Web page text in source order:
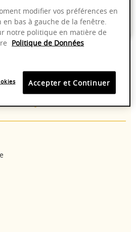
8 - 14°C
modifier vos préférences en
bas à gauche de la fenêtre.
notre politique en matière de
Politique de Données
Accepter et Continuer